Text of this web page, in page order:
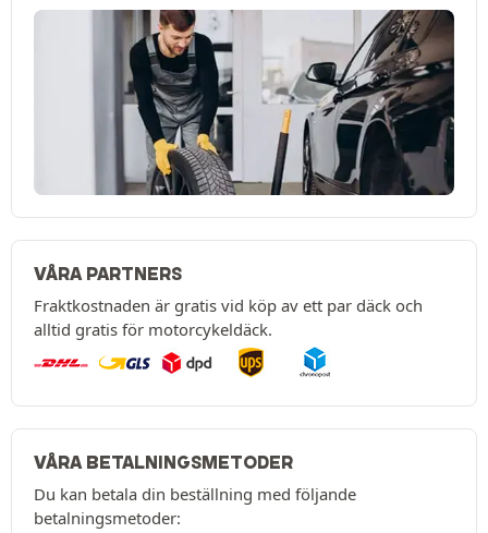
VÅRA PARTNERS
Fraktkostnaden är gratis vid köp av ett par däck och
alltid gratis för motorcykeldäck.
VÅRA BETALNINGSMETODER
Du kan betala din beställning med följande
betalningsmetoder: